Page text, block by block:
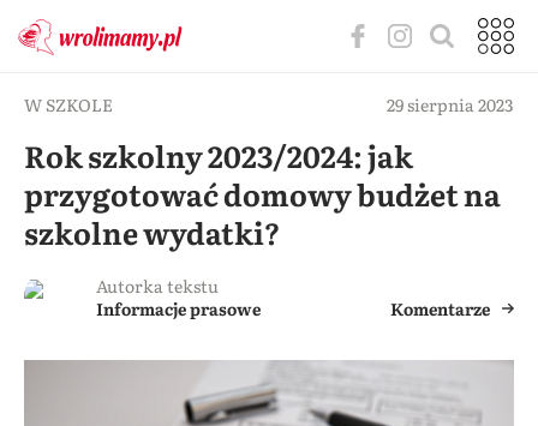
W SZKOLE 29 sierpnia 2023
Rok szkolny 2023/2024: jak
przygotować domowy budżet na
szkolne wydatki?
Autorka tekstu
Informacje prasowe
Komentarze